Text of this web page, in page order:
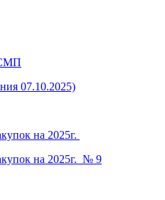
СМП
07.10.2025)
на 2025г.
на 2025г. № 9